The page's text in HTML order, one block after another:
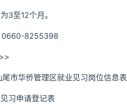
3至12个月。
0660-8255398
市华侨管理区就业见习岗位信息表
习申请登记表